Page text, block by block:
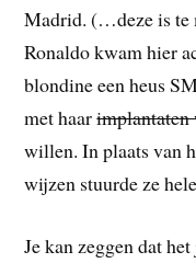
Madrid. (…deze is te
Ronaldo kwam hier
blondine een heus
met haarimplantaten
willen. In plaats van
wijzen stuurde ze
Je kan zeggen dat